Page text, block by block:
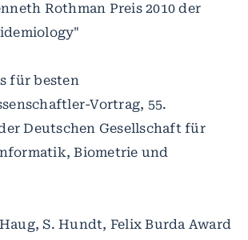
Rothman Preis 2010 der
für besten
Vortrag, 55.
Deutschen Gesellschaft für
Biometrie und
S. Hundt, Felix Burda Award